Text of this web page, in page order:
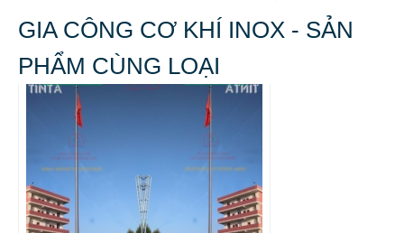
GIA CÔNG CƠ KHÍ INOX - SẢN
PHẨM CÙNG LOẠI